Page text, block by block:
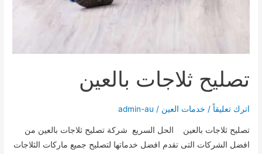
تصليح ثلاجات بالعين
اترك تعليقاً / خدمات العين /
admin-au
تصليح ثلاجات بالعين الحل السريع شركة تصليح ثلاجات بالعين من
افضل الشركات التى تقدم افضل خدماتها لتصليح جميع ماركات الثلاجات